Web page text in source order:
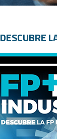
DESCUBRE